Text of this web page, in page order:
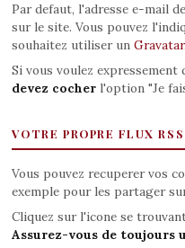
Par defaut, l'adresse e-mail
sur le site. Vous pouvez
souhaitez utiliser un Gravatar.
Si vous voulez expressement
devez cocherl'option "Je
VOTRE PROPRE FLUX RSS
Vous pouvez recuperer vos
exemple pour les partager
Cliquez sur l'icone se
Assurez-vous de toujours